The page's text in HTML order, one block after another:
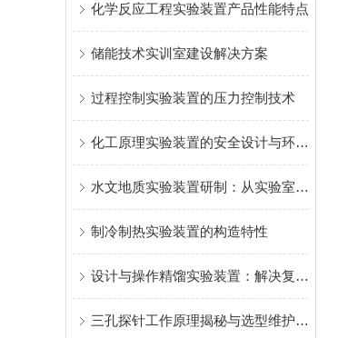
化学反应工程实验装置产品性能特点
储能技术实训室建设解决方案
过程控制实验装置的压力控制技术
化工原理实验装置的安全设计与环保理念：培养学生工程责任感
水文地质实验装置研制：从实验室实践教学到工程应用的能力提升之路
制冷制热实验装置的构造特性
设计与操作精馏实验装置：解决复杂混合物分离难题
三孔探针工作原理揭秘与选型维护关键要点